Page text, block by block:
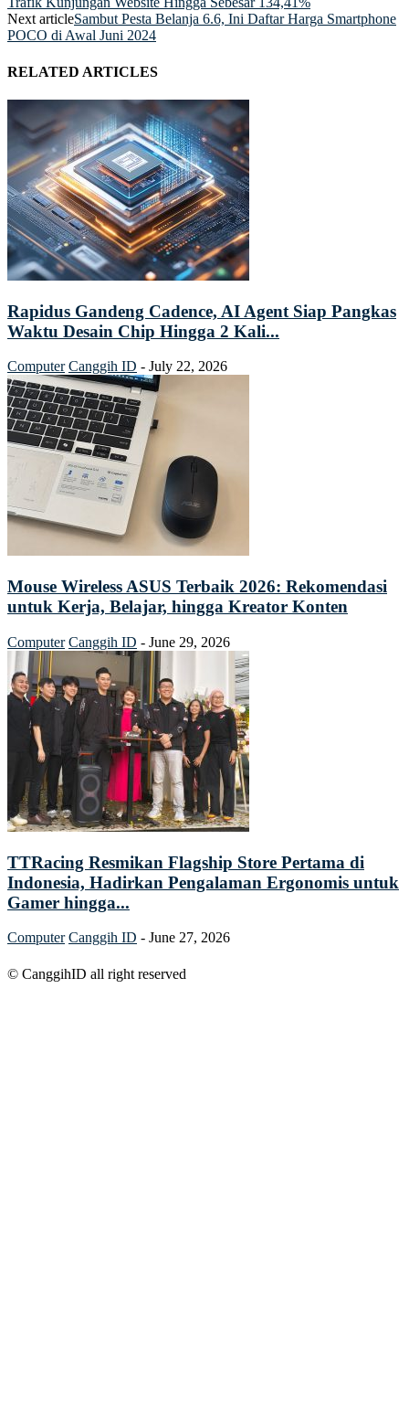
Next articleSambut Pesta Belanja 6.6, Ini Daftar Harga Smartphone
POCO di Awal Juni 2024
RELATED ARTICLES
Rapidus Gandeng Cadence, AI Agent Siap Pangkas
Waktu Desain Chip Hingga 2 Kali...
Computer Canggih ID - July 22, 2026
Mouse Wireless ASUS Terbaik 2026: Rekomendasi
untuk Kerja, Belajar, hingga Kreator Konten
Computer Canggih ID - June 29, 2026
TTRacing Resmikan Flagship Store Pertama di
Indonesia, Hadirkan Pengalaman Ergonomis untuk
Gamer hingga...
Computer Canggih ID - June 27, 2026
© CanggihID all right reserved